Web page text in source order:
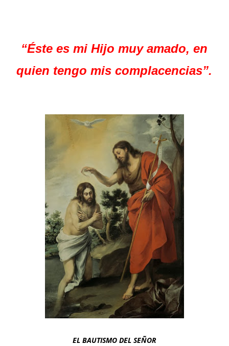
“Éste es mi Hijo muy amado, en
quien tengo mis complacencias”.
EL BAUTISMO DEL SEÑOR